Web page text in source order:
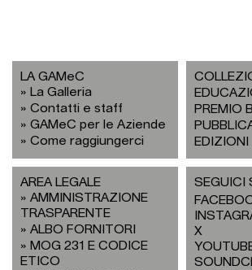
LA GAMeC
La Galleria
Contatti e staff
GAMeC per le Aziende
Come raggiungerci
PREMIO
EDIZIONI
AREA LEGALE
AMMINISTRAZIONE
TRASPARENTE
ALBO FORNITORI
MOG 231 E CODICE
ETICO
SEGUICI
X